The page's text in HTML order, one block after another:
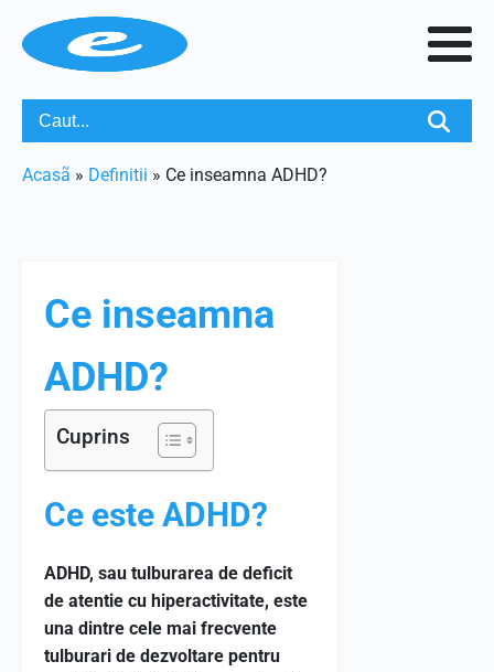
Acasã » Definitii » Ce inseamna ADHD?
Ce inseamna
ADHD?
Cuprins
Ce este ADHD?
ADHD, sau tulburarea de deficit
de atentie cu hiperactivitate, este
una dintre cele mai frecvente
tulburari de dezvoltare pentru